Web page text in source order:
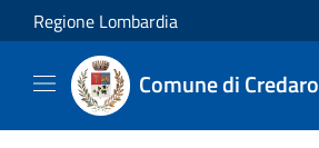
Salta al contenuto principale
Regione Lombardia
Comune di Credaro